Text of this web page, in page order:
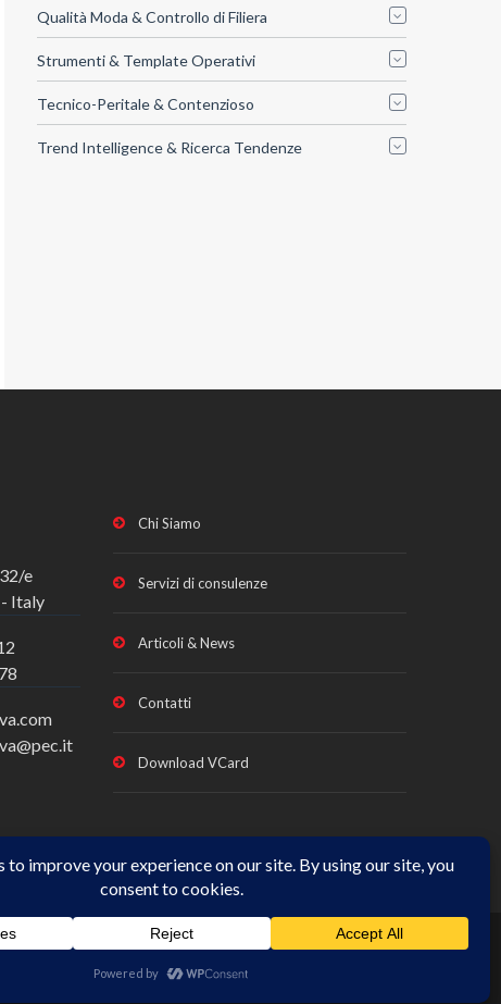
Qualità Moda & Controllo di Filiera
Strumenti & Template Operativi
Tecnico-Peritale & Contenzioso
Trend Intelligence & Ricerca Tendenze
e
Italy
Chi Siamo
Servizi di consulenze
Articoli & News
Contatti
Download VCard